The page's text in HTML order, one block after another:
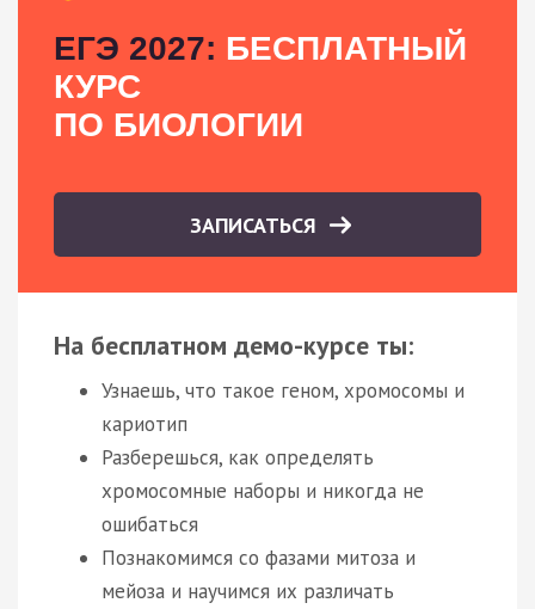
ЕГЭ 2027: БЕСПЛАТНЫЙ
КУРС
ПО БИОЛОГИИ
ЗАПИСАТЬСЯ
На бесплатном демо-курсе ты:
Узнаешь, что такое геном, хромосомы и
кариотип
Разберешься, как определять
хромосомные наборы и никогда не
ошибаться
Познакомимся со фазами митоза и
мейоза и научимся их различать